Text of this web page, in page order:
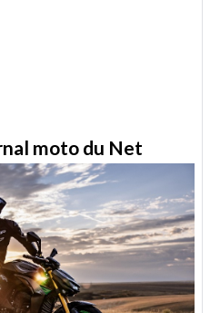
moto du Net